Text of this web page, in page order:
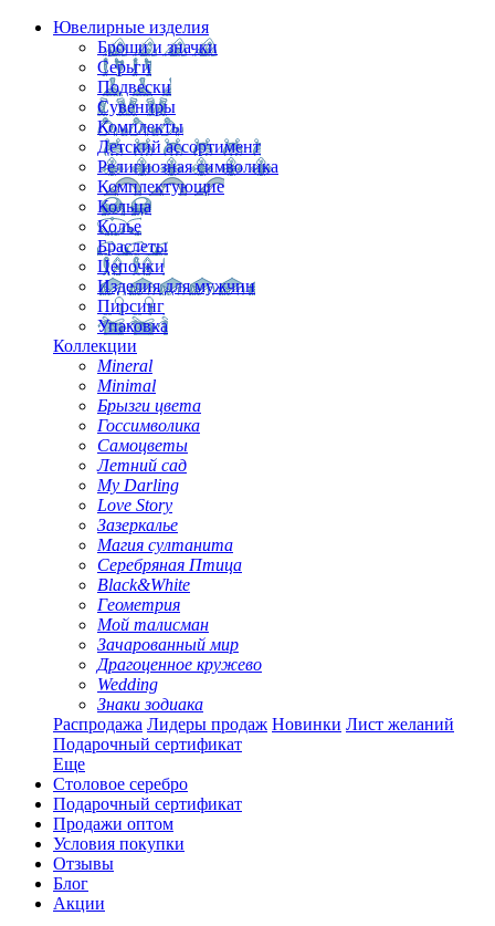
Ювелирные изделия
Броши и значки
Серьги
Подвески
Сувениры
Комплекты
Детский ассортимент
Религиозная символика
Комплектующие
Кольца
Колье
Браслеты
Цепочки
Изделия для мужчин
Пирсинг
Упаковка
Коллекции
Mineral
Minimal
Брызги цвета
Госсимволика
Самоцветы
Летний сад
My Darling
Love Story
Зазеркалье
Магия султанита
Серебряная Птица
Black&White
Геометрия
Мой талисман
Зачарованный мир
Драгоценное кружево
Wedding
Знаки зодиака
Распродажа Лидеры продаж Новинки Лист желаний
Подарочный сертификат
Еще
Столовое серебро
Подарочный сертификат
Продажи оптом
Условия покупки
Отзывы
Блог
Акции